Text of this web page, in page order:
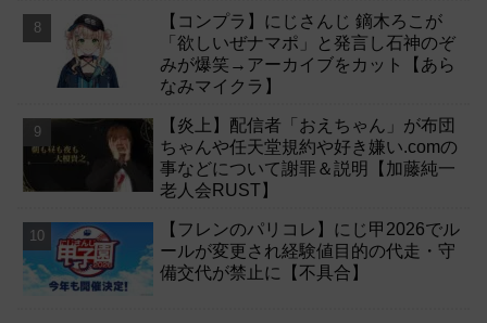
【コンプラ】にじさんじ 鏑木ろこが
「欲しいぜナマポ」と発言し石神のぞ
みが爆笑→アーカイブをカット【あら
なみマイクラ】
【炎上】配信者「おえちゃん」が布団
ちゃんや任天堂規約や好き嫌い.comの
事などについて謝罪＆説明【加藤純一
老人会RUST】
【フレンのパリコレ】にじ甲2026でル
ールが変更され経験値目的の代走・守
備交代が禁止に【不具合】